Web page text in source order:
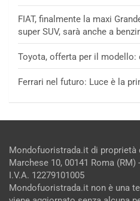
FIAT, finalmente la maxi
super SUV, sarà anche a
Toyota, offerta per il modello:
Ferrari nel futuro: Luce è la
Mondofuoristrada.it di proprietà
Marchese 10, 00141 Roma
I.V.A. 12279101005
Mondofuoristrada.it non è una